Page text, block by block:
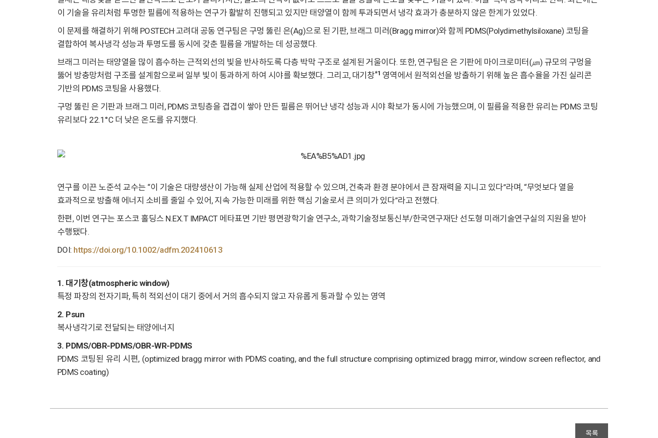
이 기술을 유리처럼 투명한 필름에 적용하는 연구가 활발히 진행되고 있지만 태양열이 함께 투과되면서 냉각 효과가 충분하지 않은 한계가 있었다.
이 문제를 해결하기 위해 POSTECH·고려대 공동 연구팀은 구멍 뚫린 은(Ag)으로 된 기판, 브래그 미러(Bragg mirror)와 함께 PDMS(Polydimethylsiloxane) 코팅을
결합하여 복사냉각 성능과 투명도를 동시에 갖춘 필름을 개발하는 데 성공했다.
브래그 미러는 태양열을 많이 흡수하는 근적외선의 빛을 반사하도록 다층 박막 구조로 설계된 거울이다. 또한, 연구팀은 은 기판에 마이크로미터(㎛) 규모의 구멍을
뚫어 방충망처럼 구조를 설계함으로써 일부 빛이 통과하게 하여 시야를 확보했다. 그리고, 대기창*1 영역에서 원적외선을 방출하기 위해 높은 흡수율을 가진 실리콘
기반의 PDMS 코팅을 사용했다.
구멍 뚫린 은 기판과 브래그 미러, PDMS 코팅층을 겹겹이 쌓아 만든 필름은 뛰어난 냉각 성능과 시야 확보가 동시에 가능했으며, 이 필름을 적용한 유리는 PDMS 코팅
유리보다 22.1°C 더 낮은 온도를 유지했다.
연구를 이끈 노준석 교수는 “이 기술은 대량생산이 가능해 실제 산업에 적용할 수 있으며, 건축과 환경 분야에서 큰 잠재력을 지니고 있다”라며, “무엇보다 열을
효과적으로 방출해 에너지 소비를 줄일 수 있어, 지속 가능한 미래를 위한 핵심 기술로서 큰 의미가 있다”라고 전했다.
한편, 이번 연구는 포스코 홀딩스 N.EX.T IMPACT 메타표면 기반 평면광학기술 연구소, 과학기술정보통신부/한국연구재단 선도형 미래기술연구실의 지원을 받아
수행됐다.
DOI: https://doi.org/10.1002/adfm.202410613
1. 대기창(atmospheric window)
특정 파장의 전자기파, 특히 적외선이 대기 중에서 거의 흡수되지 않고 자유롭게 통과할 수 있는 영역
2. Psun
복사냉각기로 전달되는 태양에너지
3. PDMS/OBR-PDMS/OBR-WR-PDMS
PDMS 코팅된 유리 시편, (optimized bragg mirror with PDMS coating, and the full structure comprising optimized bragg mirror, window screen reflector, and
PDMS coating)
목록